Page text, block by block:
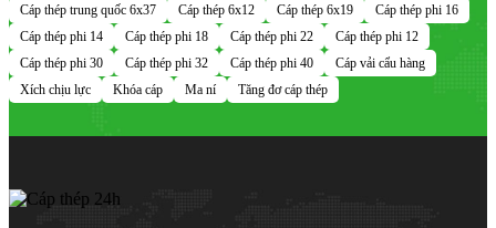
Cáp thép trung quốc 6x37
Cáp thép 6x12 Cáp thép 6x19
Cáp thép phi 16
Cáp thép phi 14
Cáp thép phi 18 Cáp thép phi 22
Cáp thép phi 12
Cáp thép phi 30
Cáp thép phi 32 Cáp thép phi 40
Cáp vải cẩu hàng
Xích chịu lực
Khóa cáp Ma ní Tăng đơ cáp thép